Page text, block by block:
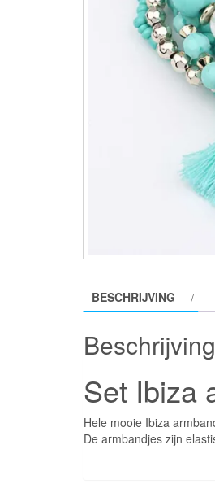
BESCHRIJVING
Beschrijving
Set Ibiza
Hele mooie Ibiza
De armbandjes zijn